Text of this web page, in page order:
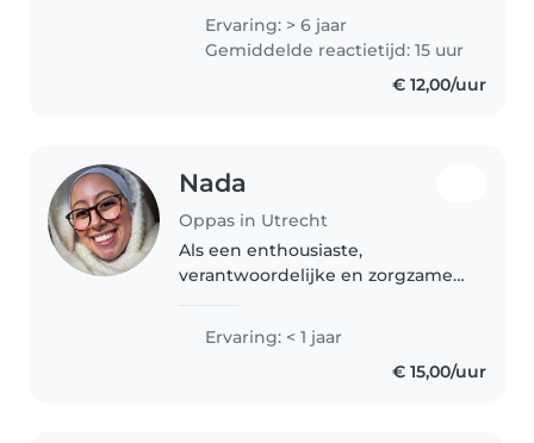
gezinnen. Daarnaast heb ik twee
maanden in een weeshuis op
Bali gewerkt, waar ik kinderen
Ervaring: > 6 jaar
Gemiddelde reactietijd: 15 uur
€ 12,00/uur
Nada
Oppas in Utrecht
Als een enthousiaste,
verantwoordelijke en zorgzame
thuis op te vangen. Hoewel ik
geen directe ervaring heb met
Ervaring: < 1 jaar
€ 15,00/uur